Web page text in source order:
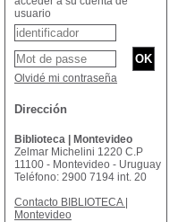
usuario
Olvidé mi contraseña
Dirección
Biblioteca | Montevideo
Zelmar Michelini 1220 C.P
11100 - Montevideo - Uruguay
Teléfono: 2900 7194 int. 20
Contacto BIBLIOTECA |
Montevideo